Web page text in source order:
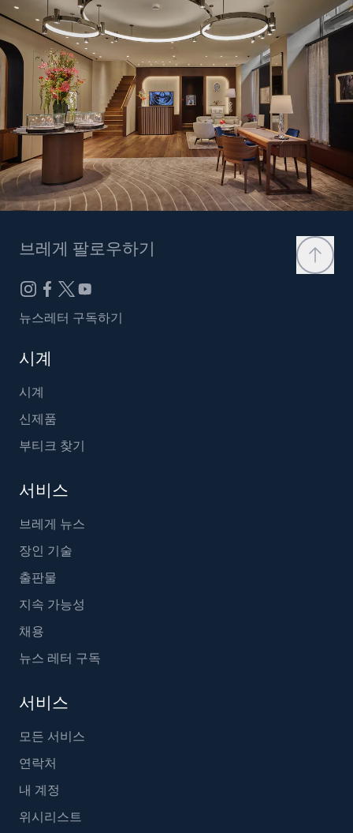
브레게 팔로우하기
뉴스레터 구독하기
시계
시계
신제품
부티크 찾기
서비스
브레게 뉴스
장인 기술
출판물
지속 가능성
채용
뉴스 레터 구독
서비스
모든 서비스
연락처
내 계정
위시리스트